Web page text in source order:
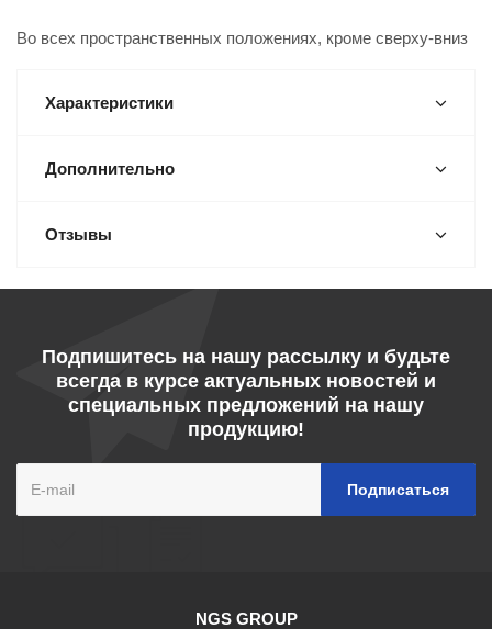
Во всех пространственных положениях, кроме сверху-вниз
Характеристики
Дополнительно
Отзывы
Подпишитесь на нашу рассылку и будьте
всегда в курсе актуальных новостей и
специальных предложений на нашу
продукцию!
NGS GROUP